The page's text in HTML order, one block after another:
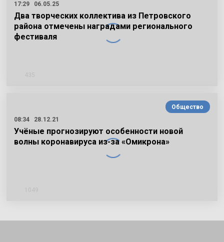
17:29
06.05.25
Два творческих коллектива из Петровского
района отмечены наградами регионального
фестиваля
Общество
08:34
28.12.21
Учёные прогнозируют особенности новой
волны коронавируса из-за «Омикрона»